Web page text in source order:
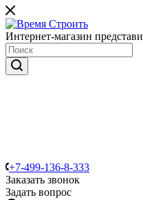
Интернет-магазин
+7-499-136-8-333
Заказать звонок
Задать вопрос